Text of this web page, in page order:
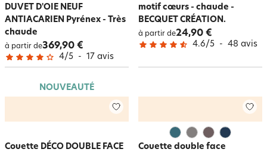
DUVET D'OIE NEUF
ANTIACARIEN Pyrénex - Très
chaude
à partir de369,90 €
4/5 - 17 avis
motif cœurs - chaude -
BECQUET CRÉATION.
à partir de24,90 €
4.6/5 - 48 avis
NOUVEAUTÉ
Couette DÉCO DOUBLE FACE
Couette double face